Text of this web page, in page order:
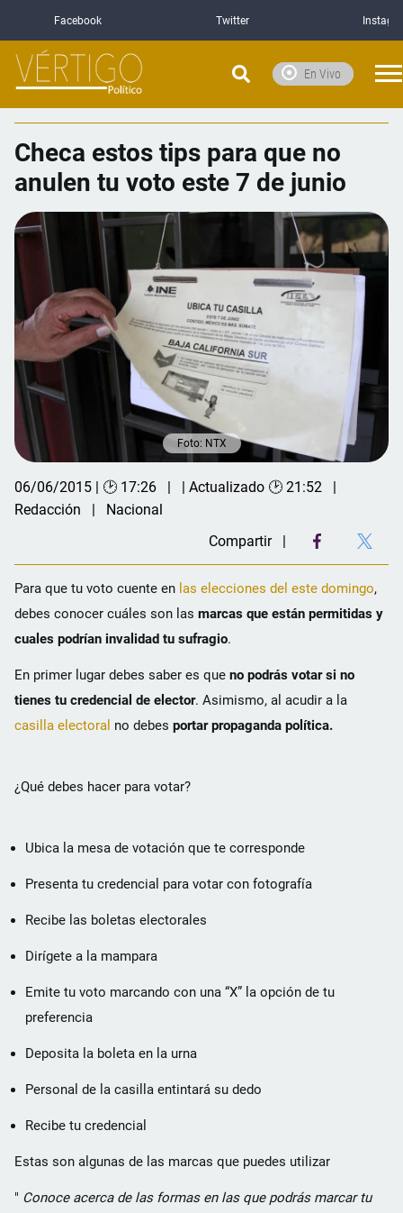
Facebook Twitter
En Vivo
Checa estos tips para que no
anulen tu voto este 7 de junio
Foto: NTX
06/06/2015 | 🕑 17:26
| Actualizado 🕑 21:52
Redacción
Nacional
Compartir
Para que tu voto cuente en las elecciones del este domingo,
debes conocer cuáles son las marcas que están permitidas y
cuales podrían invalidad tu sufragio.
En primer lugar debes saber es que no podrás votar si no
tienes tu credencial de elector. Asimismo, al acudir a la
casilla electoral no debes portar propaganda política.
¿Qué debes hacer para votar?
Ubica la mesa de votación que te corresponde
Presenta tu credencial para votar con fotografía
Recibe las boletas electorales
Dirígete a la mampara
Emite tu voto marcando con una “X” la opción de tu
preferencia
Deposita la boleta en la urna
Personal de la casilla entintará su dedo
Recibe tu credencial
Estas son algunas de las marcas que puedes utilizar
Conoce acerca de las formas en las que podrás marcar tu